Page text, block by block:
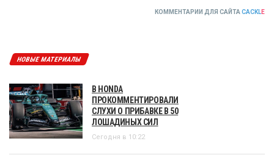
КОММЕНТАРИИ ДЛЯ САЙТА CACKLE
НОВЫЕ МАТЕРИАЛЫ
В HONDA
ПРОКОММЕНТИРОВАЛИ
СЛУХИ О ПРИБАВКЕ В 50
ЛОШАДИНЫХ СИЛ
Сегодня в 10:22